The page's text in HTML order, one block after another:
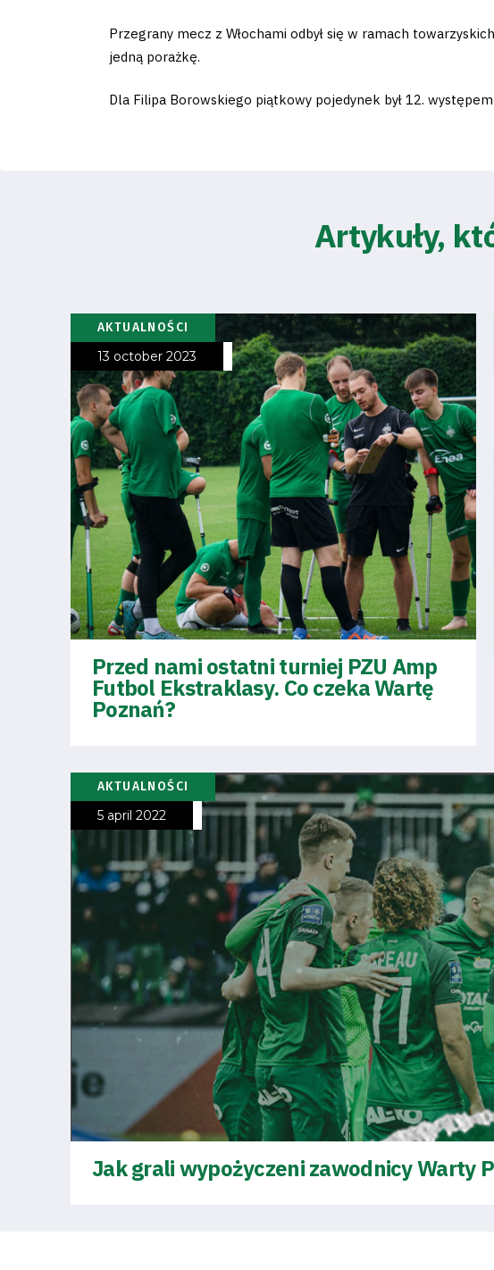
Contact
First
team
Amp-
Futbol
Academy
Warta
Foundation
Business
Shop
Privacy
policy
Regulations
Przegrany mecz z Włochami odbył się w ramach
jedną porażkę.
Dla Filipa Borowskiego piątkowy pojedynek był 12.
Artykuły,
AKTUALNOŚCI
13 october 2023
Przed nami ostatni turniej PZU Amp
Futbol Ekstraklasy. Co czeka Wartę
Poznań?
AKTUALNOŚCI
5 april 2022
Jak grali wypożyczeni zawodnicy Warty